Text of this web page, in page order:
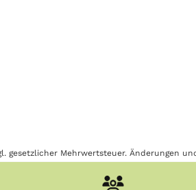
gesetzlicher Mehrwertsteuer. Änderungen